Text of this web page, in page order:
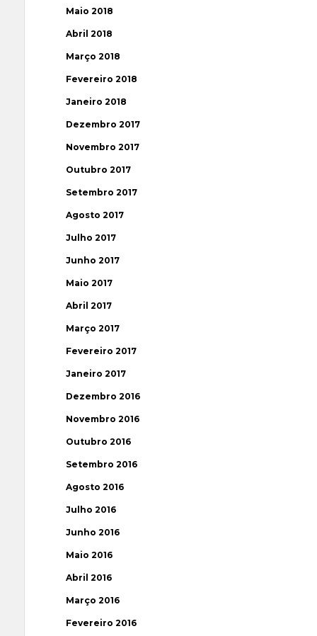
Maio 2018
Abril 2018
Março 2018
Fevereiro 2018
Janeiro 2018
Dezembro 2017
Novembro 2017
Outubro 2017
Setembro 2017
Agosto 2017
Julho 2017
Junho 2017
Maio 2017
Abril 2017
Março 2017
Fevereiro 2017
Janeiro 2017
Dezembro 2016
Novembro 2016
Outubro 2016
Setembro 2016
Agosto 2016
Julho 2016
Junho 2016
Maio 2016
Abril 2016
Março 2016
Fevereiro 2016